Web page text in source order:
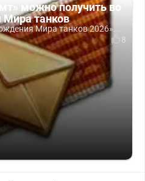
можно получить во
танков
Мира танков 2026»...
8